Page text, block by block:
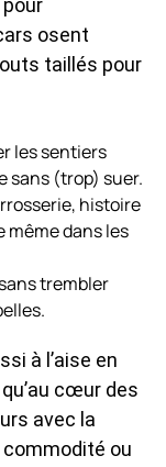
osent
taillés pour
les sentiers
sans (trop) suer.
histoire
même dans les
trembler
à l’aise en
cœur des
avec la
ou